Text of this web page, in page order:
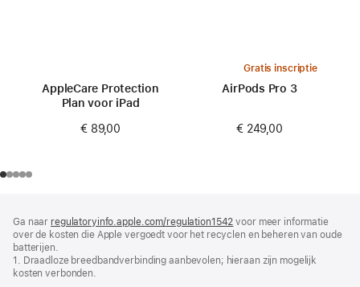
AppleCare Protection
Plan voor iPad
€ 89,00
Gratis inscriptie
AirPods Pro 3
€ 249,00
Ga naar regulatoryinfo.apple.com/regulation1542 (wordt
in
venster
voor meer informatie
over de kosten die Apple vergoedt voor het recyclen en beheren van oude
batterijen.
1. Draadloze breedbandverbinding aanbevolen; hieraan zijn mogelijk
kosten verbonden.